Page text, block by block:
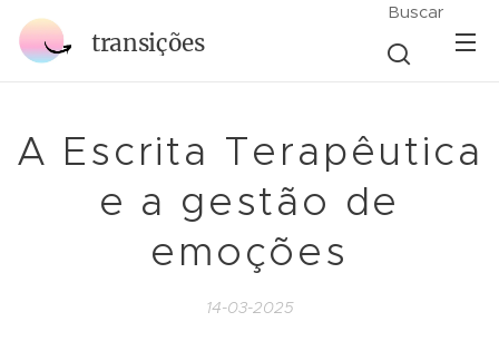
transições
Buscar
A Escrita Terapêutica
e a gestão de
emoções
14-03-2025